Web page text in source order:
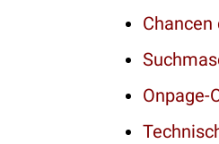
Onpage-